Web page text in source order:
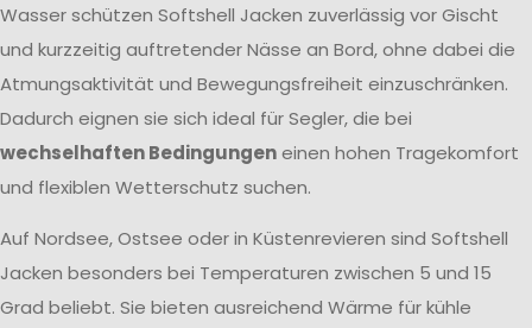
Wasser schützen Softshell Jacken zuverlässig vor Gischt
und kurzzeitig auftretender Nässe an Bord, ohne dabei die
Atmungsaktivität und Bewegungsfreiheit einzuschränken.
Dadurch eignen sie sich ideal für Segler, die bei
wechselhaften Bedingungeneinen hohen Tragekomfort
und flexiblen Wetterschutz suchen.
Auf Nordsee, Ostsee oder in Küstenrevieren sind Softshell
Jacken besonders bei Temperaturen zwischen 5 und 15
Grad beliebt. Sie bieten ausreichend Wärme für kühle